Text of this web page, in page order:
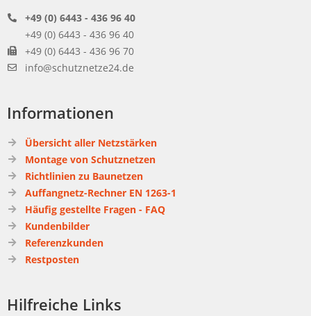
+49 (0) 6443 - 436 96 40
+49 (0) 6443 - 436 96 40
+49 (0) 6443 - 436 96 70
info@schutznetze24.de
Informationen
Übersicht aller Netzstärken
Montage von Schutznetzen
Richtlinien zu Baunetzen
Auffangnetz-Rechner EN 1263-1
Häufig gestellte Fragen - FAQ
Kundenbilder
Referenzkunden
Restposten
Hilfreiche Links